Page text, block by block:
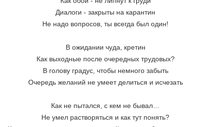
Диалоги - закрыты на карантин
Не надо вопросов, ты всегда был один!
В ожидании чуда, кретин
Как выходные после очередных трудовых?
В голову градус, чтобы немного забыть
Очередь желаний не умеет делиться и исчезать
Как не пытался, с кем не бывал…
Не умел растворяться и как тут понять?